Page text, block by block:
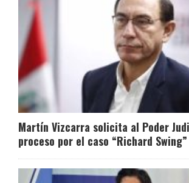
Martín Vizcarra solicita al Poder
proceso por el caso “Richard Swing”